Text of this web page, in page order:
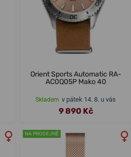
Orient Sports Automatic RA-
AC0Q05P Mako 40
Skladem v pátek 14. 8. u vás
9 890 Kč
NA PRODEJNĚ